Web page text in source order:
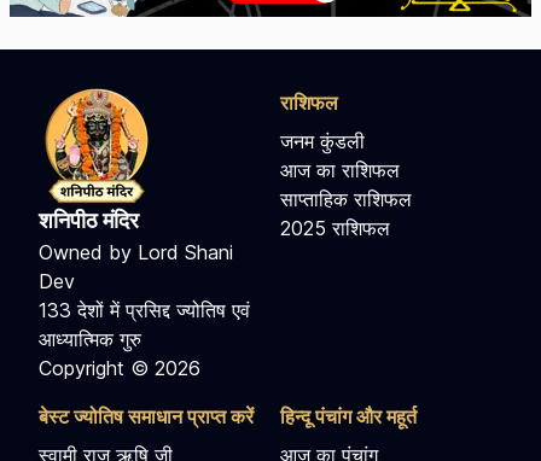
शनिपीठ मंदिर
Owned by Lord Shani
Dev
133 देशों में प्रसिद्द ज्योतिष एवं
आध्यात्मिक गुरु
Copyright © 2026
राशिफल
जनम कुंडली
आज का राशिफल
साप्ताहिक राशिफल
2025 राशिफल
बेस्ट ज्योतिष समाधान प्राप्त करें
स्वामी राज ऋषि जी
हिन्दू पंचांग और महूर्त
आज का पंचांग